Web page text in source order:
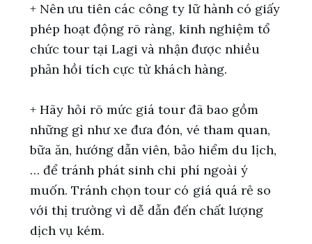
+ Nên ưu tiên các công ty lữ hành có giấy
phép hoạt động rõ ràng, kinh nghiệm tổ
chức tour tại Lagi và nhận được nhiều
phản hồi tích cực từ khách hàng.
+ Hãy hỏi rõ mức giá tour đã bao gồm
những gì như xe đưa đón, vé tham quan,
bữa ăn, hướng dẫn viên, bảo hiểm du lịch,
… để tránh phát sinh chi phí ngoài ý
muốn. Tránh chọn tour có giá quá rẻ so
với thị trường vì dễ dẫn đến chất lượng
dịch vụ kém.